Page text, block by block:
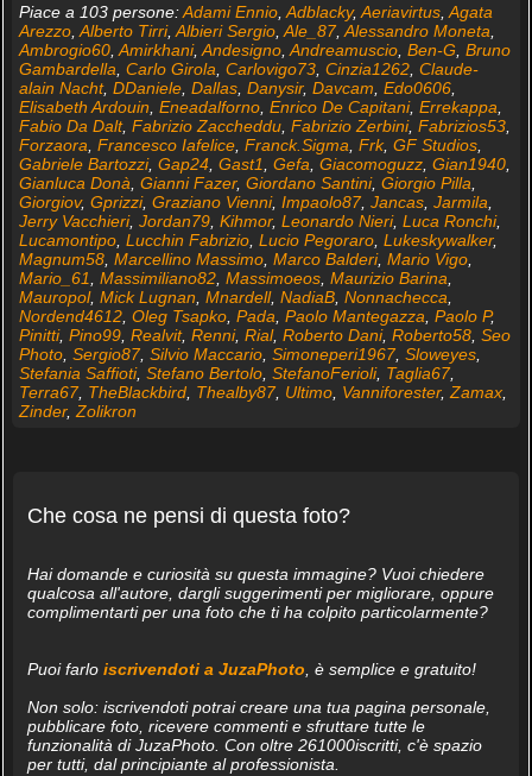
Piace a 103 persone:Adami Ennio, Adblacky, Aeriavirtus, Agata
Arezzo, Alberto Tirri, Albieri Sergio, Ale_87, Alessandro Moneta
Ambrogio60, Amirkhani, Andesigno, Andreamuscio, Ben-G Bruno
Gambardella Carlo Girola Carlovigo73, Cinzia1262, Claude-
alain Nacht, DDaniele, Dallas, Danysir, Davcam Edo0606,
Elisabeth Ardouin Eneadalforno, Enrico De Capitani, Errekappa
Fabio Da Dalt, Fabrizio Zaccheddu, Fabrizio Zerbini, Fabrizios53,
Forzaora Francesco Iafelice, Franck.Sigma Frk, GF Studios,
Gabriele Bartozzi, Gap24, Gast1 Gefa Giacomoguzz, Gian1940,
Gianluca Donà Gianni Fazer, Giordano Santini, Giorgio Pilla
Giorgiov, Gprizzi, Graziano Vienni, Impaolo87, Jancas, Jarmila
Jerry Vacchieri, Jordan79, Kihmor, Leonardo Nieri, Luca Ronchi,
Lucamontipo, Lucchin Fabrizio, Lucio Pegoraro, Lukeskywalker,
Magnum58, Marcellino Massimo, Marco Balderi, Mario Vigo,
Mario_61
Massimiliano82, Massimoeos, Maurizio Barina
Mauropol, Mick Lugnan Mnardell, NadiaB, Nonnachecca
Nordend4612, Oleg Tsapko, Pada Paolo Mantegazza Paolo P,
Pinitti, Pino99, Realvit, Renni, Rial, Roberto Dani, Roberto58, Seo
Photo, Sergio87, Silvio Maccario, Simoneperi1967, Sloweyes,
Stefania Saffioti, Stefano Bertolo, StefanoFerioli, Taglia67,
Terra67, TheBlackbird, Thealby87, Ultimo, Vanniforester, Zamax,
Zinder, Zolikron
Che cosa ne pensi di questa foto?
Hai domande e curiosità su questa immagine? Vuoi chiedere
qualcosa all'autore, dargli suggerimenti per migliorare, oppure
complimentarti per una foto che ti ha colpito particolarmente?
Puoi farlo iscrivendoti a JuzaPhoto, è semplice e gratuito!
Non solo: iscrivendoti potrai creare una tua pagina personale,
pubblicare foto, ricevere commenti e sfruttare tutte le
funzionalità di JuzaPhoto. Con oltre 261000iscritti, c'è spazio
per tutti, dal principiante al professionista.